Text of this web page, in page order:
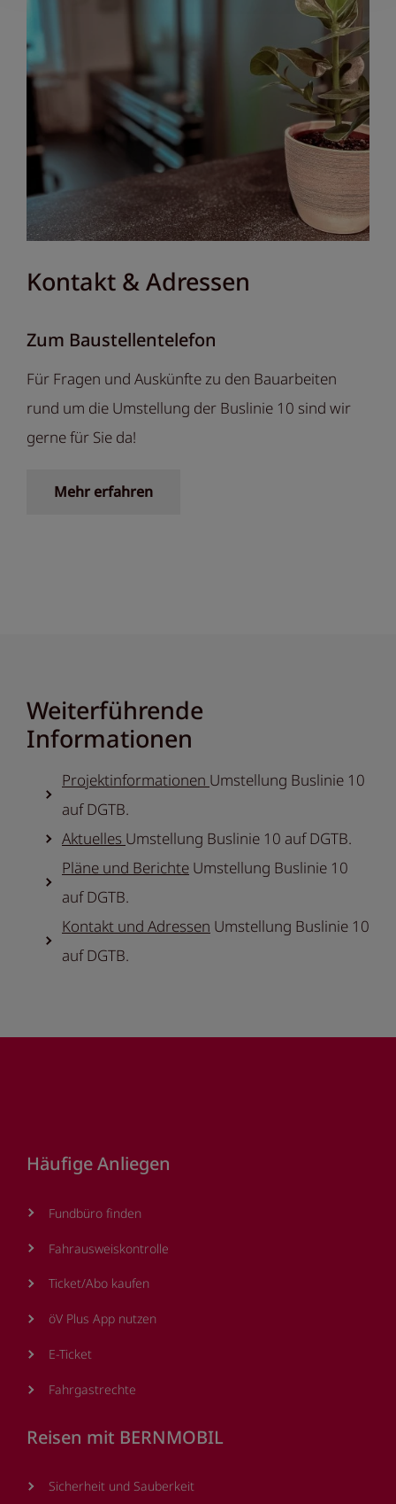
Kontakt & Adressen
Zum Baustellentelefon
Für Fragen und Auskünfte zu den Bauarbeiten
rund um die Umstellung der Buslinie 10 sind wir
gerne für Sie da!
Mehr erfahren
Weiterführende
Informationen
Projektinformationen Umstellung Buslinie 10
auf DGTB.
Aktuelles Umstellung Buslinie 10 auf DGTB.
Pläne und Berichte Umstellung Buslinie 10
auf DGTB.
Kontakt und Adressen Umstellung Buslinie 10
auf DGTB.
Häufige Anliegen
Fundbüro finden
Fahrausweiskontrolle
Ticket/Abo kaufen
öV Plus App nutzen
E-Ticket
Fahrgastrechte
Reisen mit BERNMOBIL
Sicherheit und Sauberkeit